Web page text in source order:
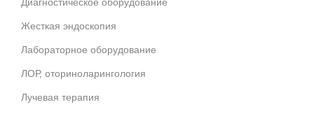
Жесткая эндоскопия
Лабораторное оборудование
ЛОР, оториноларингология
Лучевая терапия